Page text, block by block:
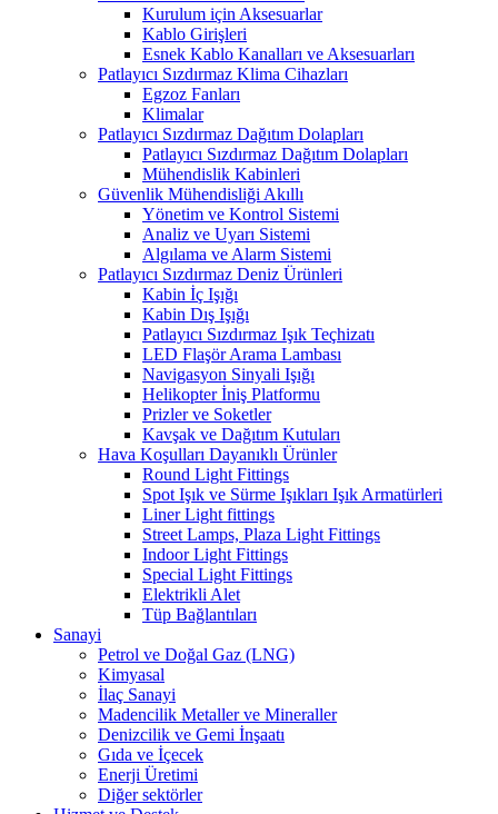
Kurulum için Aksesuarlar
Kablo Girişleri
Esnek Kablo Kanalları ve Aksesuarları
Patlayıcı Sızdırmaz Klima Cihazları
Egzoz Fanları
Klimalar
Patlayıcı Sızdırmaz Dağıtım Dolapları
Patlayıcı Sızdırmaz Dağıtım Dolapları
Mühendislik Kabinleri
Güvenlik Mühendisliği Akıllı
Yönetim ve Kontrol Sistemi
Analiz ve Uyarı Sistemi
Algılama ve Alarm Sistemi
Patlayıcı Sızdırmaz Deniz Ürünleri
Kabin İç Işığı
Kabin Dış Işığı
Patlayıcı Sızdırmaz Işık Teçhizatı
LED Flaşör Arama Lambası
Navigasyon Sinyali Işığı
Helikopter İniş Platformu
Prizler ve Soketler
Kavşak ve Dağıtım Kutuları
Hava Koşulları Dayanıklı Ürünler
Round Light Fittings
Spot Işık ve Sürme Işıkları Işık Armatürleri
Liner Light fittings
Street Lamps, Plaza Light Fittings
Indoor Light Fittings
Special Light Fittings
Elektrikli Alet
Tüp Bağlantıları
Sanayi
Petrol ve Doğal Gaz (LNG)
Kimyasal
İlaç Sanayi
Madencilik Metaller ve Mineraller
Denizcilik ve Gemi İnşaatı
Gıda ve İçecek
Enerji Üretimi
Diğer sektörler